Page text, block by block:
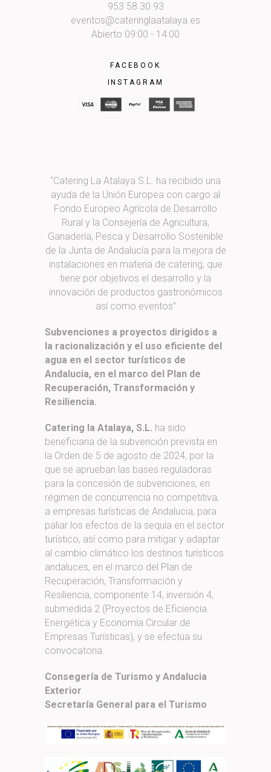
953 58 30 93
eventos@cateringlaatalaya.es
Abierto 09:00 - 14:00
FACEBOOK
INSTAGRAM
“Catering La Atalaya S.L. ha recibido una
ayuda de la Unión Europea con cargo al
Fondo Europeo Agrícola de Desarrollo
Rural y la Consejería de Agricultura,
Ganadería, Pesca y Desarrollo Sostenible
de la Junta de Andalucía para la mejora de
instalaciones en materia de catering, que
tiene por objetivos el desarrollo y la
innovación de productos gastronómicos
así como eventos”
Subvenciones a proyectos dirigidos a
la racionalización y el uso eficiente del
agua en el sector turísticos de
Andalucia, en el marco del Plan de
Recuperación, Transformación y
Resiliencia.
Catering la Atalaya, S.L. ha sido
beneficiaria de la subvención prevista en
la Orden de 5 de agosto de 2024, por la
que se aprueban las bases reguladoras
para la concesión de subvenciones, en
régimen de concurrencia no competitiva,
a empresas turísticas de Andalucia, para
paliar los efectos de la sequía en el sector
turístico, así como para mitigar y adaptar
al cambio climático los destinos turísticos
andaluces, en el marco del Plan de
Recuperación, Transformación y
Resiliencia, componente 14, inversión 4,
submedida 2 (Proyectos de Eficiencia
Energética y Economía Circular de
Empresas Turísticas), y se efectúa su
convocatoria.
Consegería de Turismo y Andalucia
Exterior
Secretaría General para el Turismo